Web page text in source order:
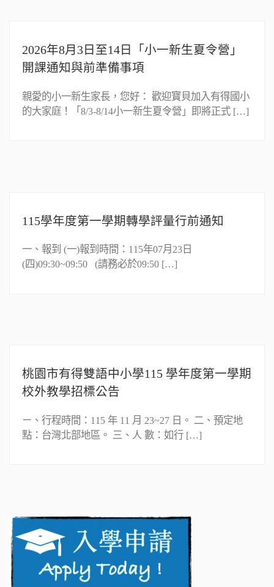
2026年8月3日至14日「小一新生夏令營」
開課通知與前準備事項
親愛的小一新生家長，您好： 歡迎寶貝加入有得國小
的大家庭！「8/3-8/14小一新生夏令營」即將正式 […]
115學年度第一學期轉學評量行前通知
一、報到 (一)報到時間：115年07月23日
(四)09:30~09:50 (請務必於09:50 […]
桃園市有得雙語中小學115 學年度第一學期
校外教學招標公告
ㄧ、行程時間：115 年 11 月 23~27 日。 二、預定地
點：台灣北部地區。 三、人 數：如行 […]